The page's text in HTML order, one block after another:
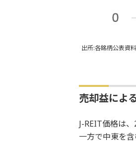
出所:各銘柄公表資
売却益によ
J-REIT価格は
一方で中東を